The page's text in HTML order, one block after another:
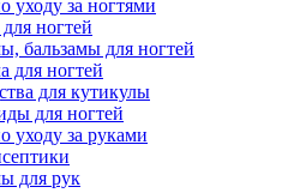
уходу за ногтями
ногтей
бальзамы для ногтей
для ногтей
для кутикулы
для ногтей
уходу за руками
для рук